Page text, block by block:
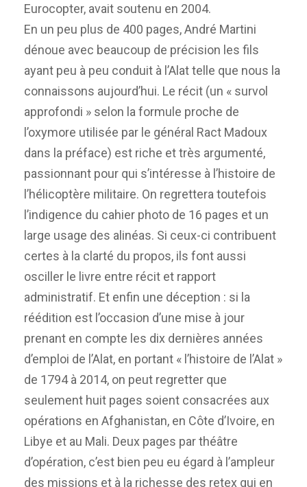
Eurocopter, avait soutenu en 2004.
En un peu plus de 400 pages, André Martini
dénoue avec beaucoup de précision les fils
ayant peu à peu conduit à l’Alat telle que nous la
connaissons aujourd’hui. Le récit (un « survol
approfondi » selon la formule proche de
l’oxymore utilisée par le général Ract Madoux
dans la préface) est riche et très argumenté,
passionnant pour qui s’intéresse à l’histoire de
l’hélicoptère militaire. On regrettera toutefois
l’indigence du cahier photo de 16 pages et un
large usage des alinéas. Si ceux-ci contribuent
certes à la clarté du propos, ils font aussi
osciller le livre entre récit et rapport
administratif. Et enfin une déception : si la
réédition est l’occasion d’une mise à jour
prenant en compte les dix dernières années
d’emploi de l’Alat, en portant « l’histoire de l’Alat »
de 1794 à 2014, on peut regretter que
seulement huit pages soient consacrées aux
opérations en Afghanistan, en Côte d’Ivoire, en
Libye et au Mali. Deux pages par théâtre
d’opération, c’est bien peu eu égard à l’ampleur
des missions et à la richesse des retex qui en